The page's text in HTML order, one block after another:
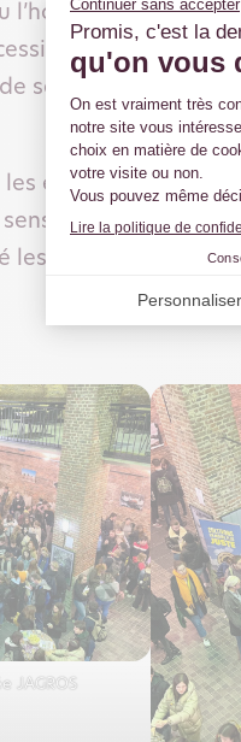
l’honneur
de s’adapter
sa série intitulée «
les élèves pour
une
les ateliers avec
JAGROS